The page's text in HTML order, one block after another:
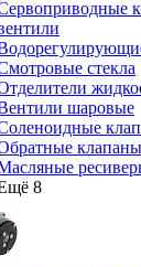
стекла
шаровые
клапаны
8